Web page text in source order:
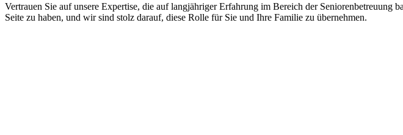
Vertrauen Sie auf unsere Expertise, die auf langjähriger Erfahrung im Bereich der
Seite zu haben, und wir sind stolz darauf, diese Rolle für Sie und Ihre Familie zu übernehmen.